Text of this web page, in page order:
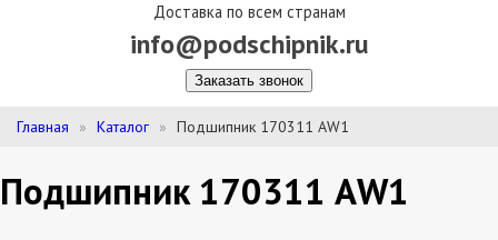
Доставка по всем странам
info@podschipnik.ru
Заказать звонок
Главная Каталог Подшипник 170311 АW1
Подшипник 170311 АW1